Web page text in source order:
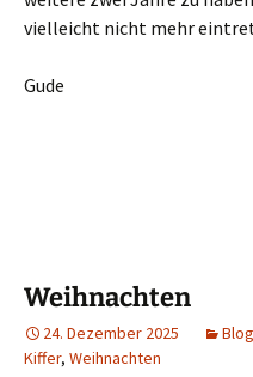
vielleicht nicht mehr
Gude
Weihnachten
24. Dezember 2025 Blog
Kiffer, Weihnachten